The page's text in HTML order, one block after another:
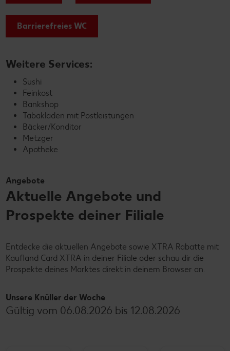
Barrierefreies WC
Weitere Services:
Sushi
Feinkost
Bankshop
Tabakladen mit Postleistungen
Bäcker/Konditor
Metzger
Apotheke
Angebote
Aktuelle Angebote und
Prospekte deiner Filiale
Entdecke die aktuellen Angebote sowie XTRA Rabatte mit
Kaufland Card XTRA in deiner Filiale oder schau dir die
Prospekte deines Marktes direkt in deinem Browser an.
Unsere Knüller der Woche
Gültig vom 06.08.2026 bis 12.08.2026